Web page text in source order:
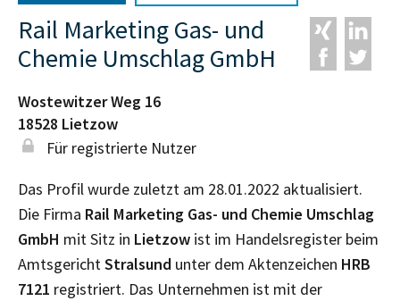
Rail Marketing Gas- und
Chemie Umschlag GmbH
Wostewitzer Weg 16
18528 Lietzow
Für registrierte Nutzer
Das Profil wurde zuletzt am 28.01.2022 aktualisiert.
Die Firma Rail Marketing Gas- und Chemie Umschlag
GmbH mit Sitz in Lietzow ist im Handelsregister beim
AmtsgerichtStralsund unter dem Aktenzeichen HRB
7121 registriert. Das Unternehmen ist mit der